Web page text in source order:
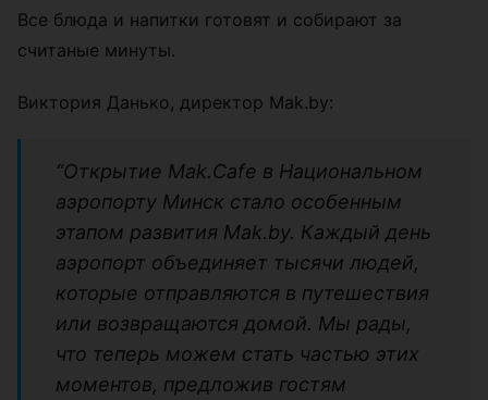
Все блюда и напитки готовят и собирают за
считаные минуты.
Виктория Данько, директор Mak.by:
“Открытие Mak.Cafe в Национальном
аэропорту Минск стало особенным
этапом развития Mak.by. Каждый день
аэропорт объединяет тысячи людей,
которые отправляются в путешествия
или возвращаются домой. Мы рады,
что теперь можем стать частью этих
моментов, предложив гостям